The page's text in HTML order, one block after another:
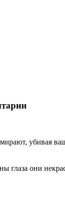
убивая
глаза они